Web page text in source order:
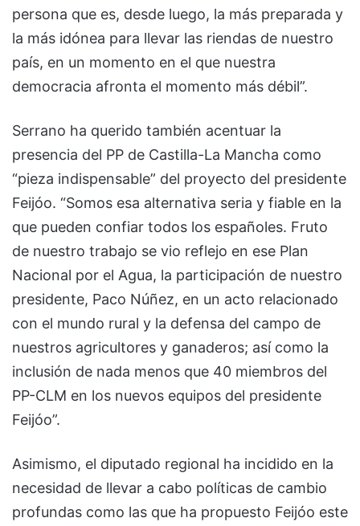
persona que es, desde luego, la más preparada y
la más idónea para llevar las riendas de nuestro
país, en un momento en el que nuestra
democracia afronta el momento más débil”.
Serrano ha querido también acentuar la
presencia del PP de Castilla-La Mancha como
“pieza indispensable” del proyecto del presidente
Feijóo. “Somos esa alternativa seria y fiable en la
que pueden confiar todos los españoles. Fruto
de nuestro trabajo se vio reflejo en ese Plan
Nacional por el Agua, la participación de nuestro
presidente, Paco Núñez, en un acto relacionado
con el mundo rural y la defensa del campo de
nuestros agricultores y ganaderos; así como la
inclusión de nada menos que 40 miembros del
PP-CLM en los nuevos equipos del presidente
Feijóo”.
Asimismo, el diputado regional ha incidido en la
necesidad de llevar a cabo políticas de cambio
profundas como las que ha propuesto Feijóo este